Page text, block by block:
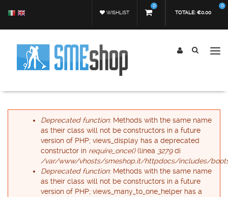
TOTALE: €0.00
0
WISHLIST
0
Form di ricerca
Cerca
Messaggio di errore
Deprecated function: Methods with the same name
as their class will not be constructors in a future
version of PHP; views_display has a deprecated
constructor in require_once()(linea 3279di
/var/www/vhosts/smeshop.it/httpdocs/includes/
Deprecated function: Methods with the same name
as their class will not be constructors in a future
version of PHP; views_many_to_one_helper has a